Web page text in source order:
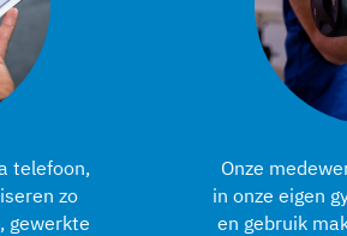
telefoon,
zo
gewerkte
Onze
in onze eigen
en gebruik